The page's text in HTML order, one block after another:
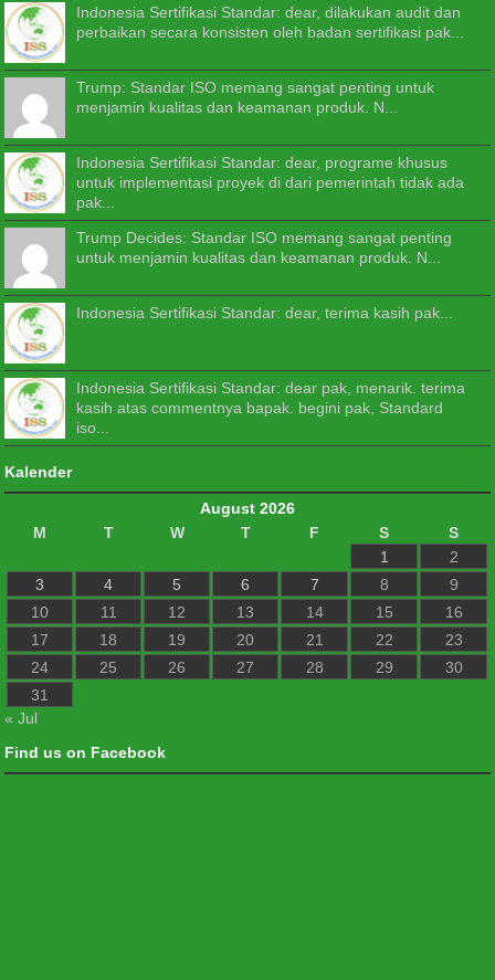
Indonesia Sertifikasi Standar: dear, dilakukan audit dan
perbaikan secara konsisten oleh badan sertifikasi pak...
Trump: Standar ISO memang sangat penting untuk
menjamin kualitas dan keamanan produk. N...
Indonesia Sertifikasi Standar: dear, programe khusus
untuk implementasi proyek di dari pemerintah tidak ada
pak...
Trump Decides: Standar ISO memang sangat penting
untuk menjamin kualitas dan keamanan produk. N...
Indonesia Sertifikasi Standar: dear, terima kasih pak...
Indonesia Sertifikasi Standar: dear pak, menarik. terima
kasih atas commentnya bapak. begini pak, Standard
iso...
Kalender
August 2026
M
T W T F S
S
1
2
3
4 5 6 7 8
9
10
11 12 13 14 15
16
17
18 19 20 21 22
23
24
25 26 27 28 29
30
31
« Jul
Find us on Facebook